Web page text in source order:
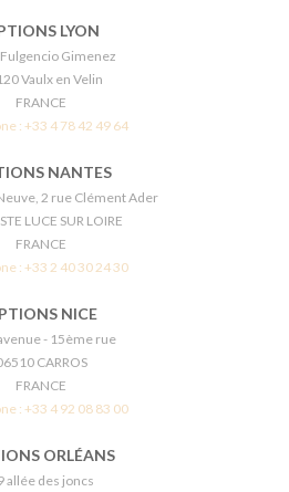
LYON
Gimenez
Vaulx en Velin
FRANCE
:+33 4 78 42 49 64
NANTES
2 rue Clément Ader
LUCE SUR LOIRE
FRANCE
:+33 2 40 30 24 30
NICE
- 15ème rue
CARROS
FRANCE
:+33 4 92 08 83 00
ORLÉANS
allée des joncs